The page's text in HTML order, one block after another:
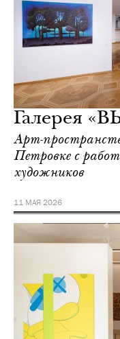
Галерея
Арт-
Петровке с
художников
11 МАЯ 2026